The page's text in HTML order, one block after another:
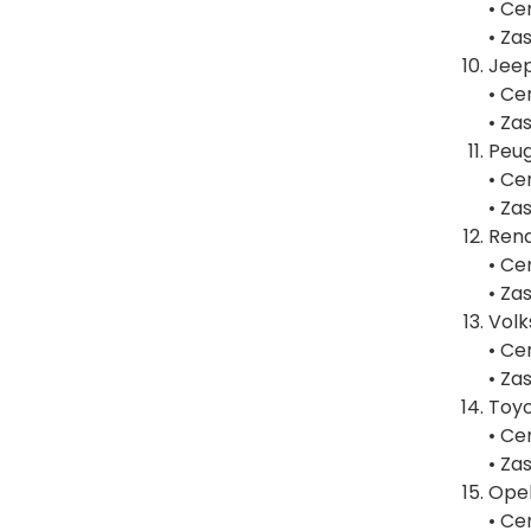
•
•
•
•
•
•
•
•
•
•
•
•
•